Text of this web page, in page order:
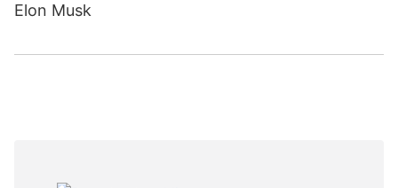
Elon Musk